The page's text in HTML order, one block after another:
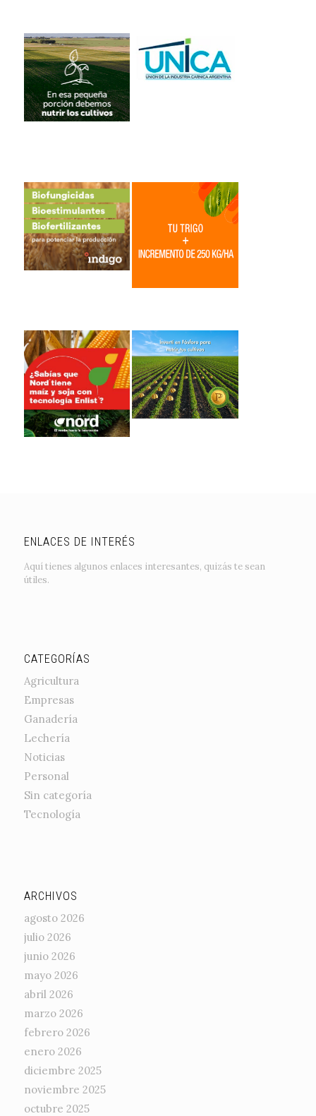
ENLACES DE INTERÉS
Aquí tienes algunos enlaces interesantes, quizás te sean
útiles.
CATEGORÍAS
Agricultura
Empresas
Ganadería
Lechería
Noticias
Personal
Sin categoría
Tecnología
ARCHIVOS
agosto 2026
julio 2026
junio 2026
mayo 2026
abril 2026
marzo 2026
febrero 2026
enero 2026
diciembre 2025
noviembre 2025
octubre 2025